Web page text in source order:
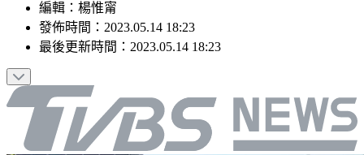
編輯 ： 楊惟甯
發佈時間： 2023.05.14 18:23
最後更新時間： 2023.05.14 18:23